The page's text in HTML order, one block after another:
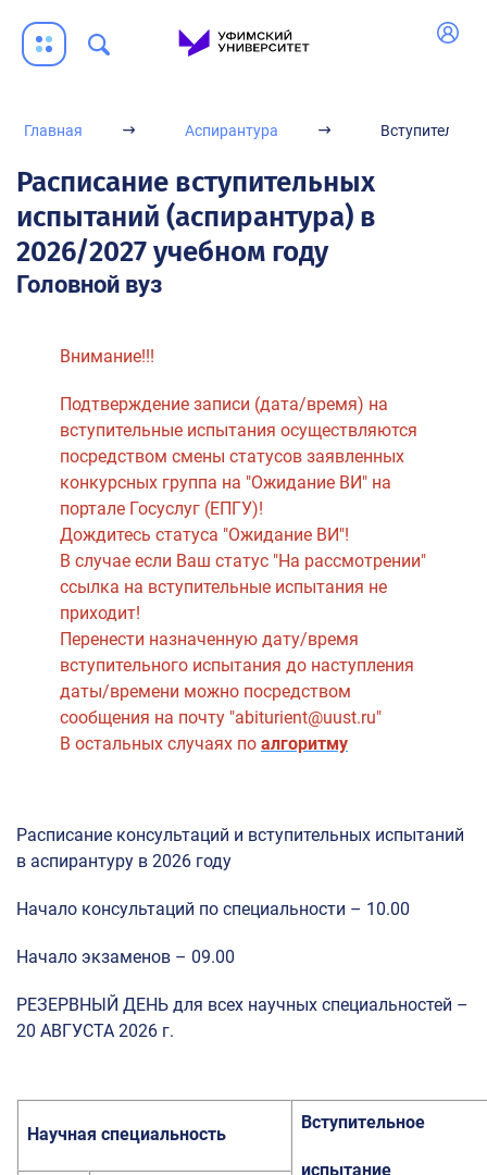
Главная Аспирантура
Расписание вступительных
испытаний (аспирантура) в
2026/2027 учебном году
Головной вуз
Внимание!!!
Подтверждение записи (дата/время) на
вступительные испытания осуществляются
посредством смены статусов заявленных
конкурсных группа на "Ожидание ВИ" на
портале Госуслуг (ЕПГУ)!
Дождитесь статуса "Ожидание ВИ"!
В случае если Ваш статус "На рассмотрении"
ссылка на вступительные испытания не
приходит!
Перенести назначенную дату/время
вступительного испытания до наступления
даты/времени можно посредством
сообщения на почту "abiturient@uust.ru"
В остальных случаях по алгоритму
Расписание консультаций и вступительных испытаний
в аспирантуру в 2026 году
Начало консультаций по специальности – 10.00
Начало экзаменов – 09.00
РЕЗЕРВНЫЙ ДЕНЬ для всех научных специальностей –
20 АВГУСТА 2026 г.
Научная специальность
Вступительное
испытание